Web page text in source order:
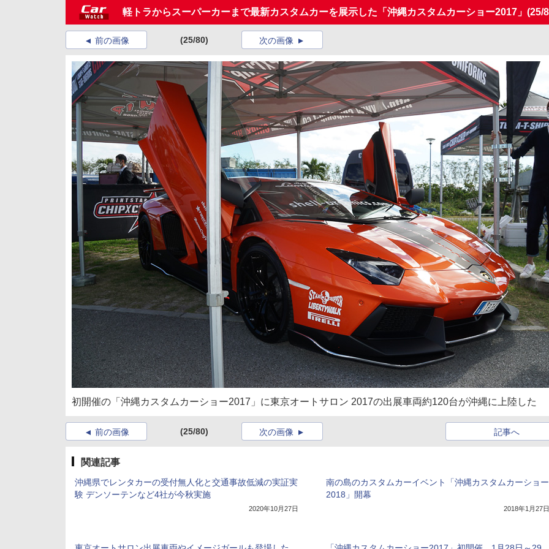
軽トラからスーパーカーまで最新カスタムカーを展示した「沖縄カスタムカーショー2017」 (25/
前の画像 (25/80) 次の画像
初開催の「沖縄カスタムカーショー2017」に東京オートサロン 2017の出展車両約120台が沖縄に上陸した
前の画像 (25/80) 次の画像 記事へ
関連記事
沖縄県でレンタカーの受付無人化と交通事故低減の実証実
験 デンソーテンなど4社が今秋実施
2020年10月27日
南の島のカスタムカーイベント「沖縄カスタムカーショー
2018」開幕
2018年1月27日